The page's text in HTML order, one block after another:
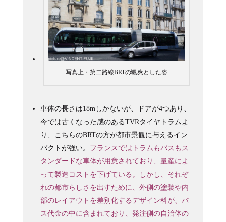
写真上・第二路線BRTの颯爽とした姿
車体の長さは18mしかないが、ドアが4つあり、
今では古くなった感のあるTVRタイヤトラムよ
り、こちらのBRTの方が都市景観に与えるイン
パクトが強い。 フランスではトラムもバスもス
タンダードな車体が用意されており、量産によ
って製造コストを下げている。しかし、それぞ
れの都市らしさを出すために、外側の塗装や内
部のレイアウトを差別化するデザイン料が、バ
ス代金の中に含まれており、発注側の自治体の